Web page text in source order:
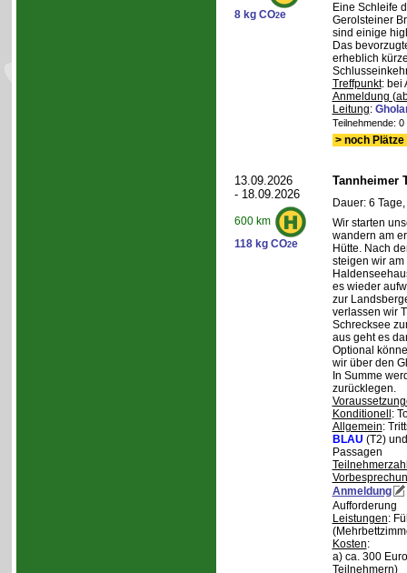
8 kg CO2e
Eine Schleife
Gerolsteiner
sind einige
Das
erheblich
Treffpunkt: bei
Anmeldung
Leitung:
Teilnehmende:
> noch
13.09.2026
- 18.09.2026
600 km
118 kg CO2e
Tannheimer
Dauer: 6
Wir starten
wandern am
Hütte. Nach
steigen wir
es wieder
zur
verlassen wir
Schrecksee
aus geht es
Optional
wir über den
In Summe
zurücklegen.
Konditionell :
Allgemein:
BLAU (T2)
Passagen
Anmeldung
Aufforderung
Leistungen:
Kosten:
a) ca. 300
Teilnehmern)